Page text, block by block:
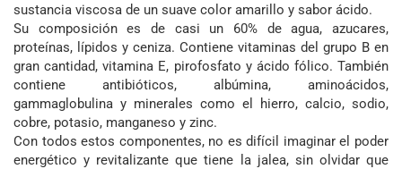
sustancia viscosa de un suave color amarillo y sabor ácido.
Su composición es de casi un 60% de agua, azucares,
proteínas, lípidos y ceniza. Contiene vitaminas del grupo B en
gran cantidad, vitamina E, pirofosfato y ácido fólico. También
contiene antibióticos, albúmina, aminoácidos,
gammaglobulina y minerales como el hierro, calcio, sodio,
cobre, potasio, manganeso y zinc.
Con todos estos componentes, no es difícil imaginar el poder
energético y revitalizante que tiene la jalea, sin olvidar que